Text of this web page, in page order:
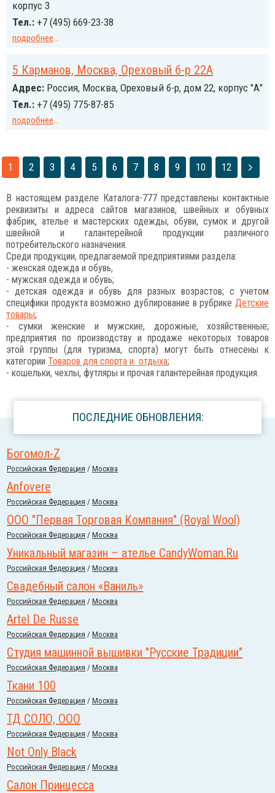
корпус 3
Тел.: +7 (495) 669-23-38
подробнее...
5 Карманов, Москва, Ореховый б-р 22А
Адрес: Россия, Москва, Ореховый б-р, дом 22, корпус "А"
Тел.: +7 (495) 775-87-85
подробнее...
1 2 3 4 5 6 7 8 9 10 12
В настоящем разделе Каталога-777 представлены контактные
реквизиты и адреса сайтов магазинов, швейных и обувных
фабрик, ателье и мастерских одежды, обуви, сумок и другой
швейной и галантерейной продукции различного
потребительского назначения.
Среди продукции, предлагаемой предприятиями раздела:
- женская одежда и обувь,
- мужская одежда и обувь;
- детская одежда и обувь для разных возрастов; с учетом
специфики продукта возможно дублирование в рубрике Детские
товары;
- сумки женские и мужские, дорожные, хозяйственные;
предприятия по производству и продаже некоторых товаров
этой группы (для туризма, спорта) могут быть отнесены к
категории Товаров для спорта и отдыха;
- кошельки, чехлы, футляры и прочая галантерейная продукция.
ПОСЛЕДНИЕ ОБНОВЛЕНИЯ:
Богомол-Z
Российcкая Федерация /Москва
Anfovere
Российcкая Федерация /Москва
ООО "Первая Торговая Компания" (Royal Wool)
Российcкая Федерация /Москва
Уникальный магазин – ателье CandyWoman.Ru
Российcкая Федерация /Москва
Свадебный салон «Ваниль»
Российcкая Федерация /Москва
Artel De Russe
Российcкая Федерация /Москва
Студия машинной вышивки "Русские Традиции"
Российcкая Федерация /Москва
Ткани 100
Российcкая Федерация /Москва
ТД СОЛО, ООО
Российcкая Федерация /Москва
Not Only Black
Российcкая Федерация /Москва
Салон Принцесса